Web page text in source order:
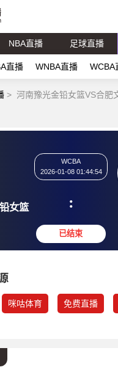
NBA直播 足球直播
直播 WNBA直播 WCBA
> 河南豫光金铅女篮VS合肥
铅女篮
2026-01-08
:
咪咕体育 免费直播